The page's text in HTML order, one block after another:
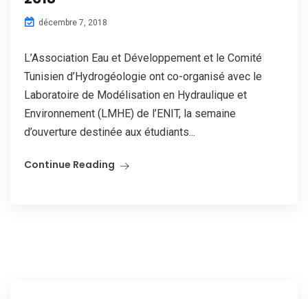
décembre 7, 2018
L’Association Eau et Développement et le Comité
Tunisien d’Hydrogéologie ont co-organisé avec le
Laboratoire de Modélisation en Hydraulique et
Environnement (LMHE) de l’ENIT, la semaine
d’ouverture destinée aux étudiants...
Continue Reading